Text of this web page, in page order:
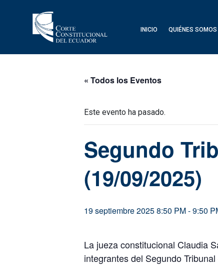
INICIO QUIÉNES SOMOS
« Todos los Eventos
Este evento ha pasado.
Segundo
(19/09/2025)
19 septiembre 2025 8:50 PM-9:50
La jueza constitucional Claudia
integrantes del Segundo